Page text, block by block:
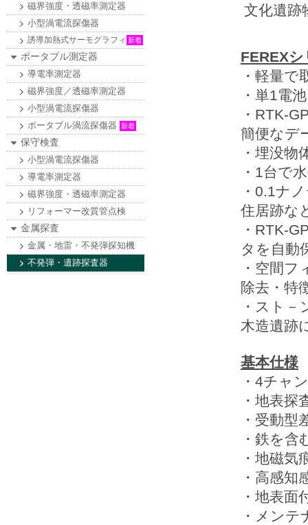
磁界強度・透磁率測定器
小型渦電流探傷器
誘導加熱式サーモグラフィ 新着
ポータブル測定器
導電率測定器
磁界強度／透磁率測定器
小型渦電流探傷器
ポータブル渦流探傷器
新着
保守検査
小型渦電流探傷器
導電率測定器
磁界強度・透磁率測定器
リフォーマー改質管点検
金属探査
金属・地雷・不発弾探知機
不発弾・遺跡探査器
文化遺跡
FEREX
・軽量
・単1電
・RTK-
簡便なデ
・埋没
・1台で
・0.1ナ
住居跡な
・RTK-
タを自動
・空間
除去・特
・スト
木造遺跡
基本仕様
・4チャ
・地表
・受動
・鉄を含
・地磁気
・高感知
・地表面
・メン